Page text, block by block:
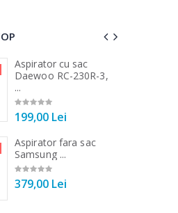
Aspirator cu sac
Daewoo RC-230R-3,
...
199,00 Lei
Aspirator fara sac
Samsung ...
379,00 Lei